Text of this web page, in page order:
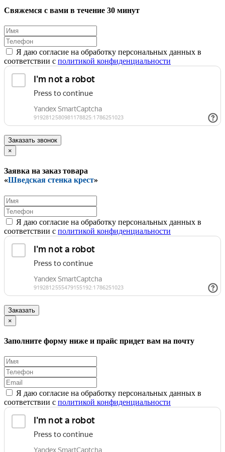
Свяжемся с вами в течение 30 минут
Я даю согласие на обработку персональных данных в
соответствии с политикой конфиденциальности
Заказать звонок
×
Заявка на заказ товара
«Шведская стенка крест»
Я даю согласие на обработку персональных данных в
соответствии с политикой конфиденциальности
Заказать
×
Заполните форму ниже и прайс придет вам на почту
Я даю согласие на обработку персональных данных в
соответствии с политикой конфиденциальности